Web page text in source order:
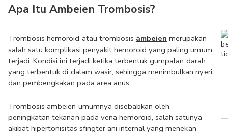
Apa Itu Ambeien Trombosis?
Trombosis hemoroid atau trombosis ambeien merupakan
salah satu komplikasi penyakit hemoroid yang paling umum
terjadi. Kondisi ini terjadi ketika terbentuk gumpalan darah
yang terbentuk di dalam wasir, sehingga menimbulkan nyeri
dan pembengkakan pada area anus.
Trombosis ambeien umumnya disebabkan oleh
peningkatan tekanan pada vena hemoroid, salah satunya
akibat hipertonisitas sfingter ani internal yang menekan